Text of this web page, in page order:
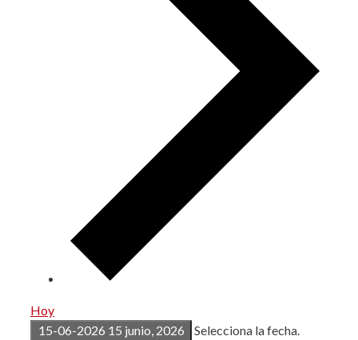
Hoy
15-06-2026 15 junio, 2026 Selecciona la fecha.